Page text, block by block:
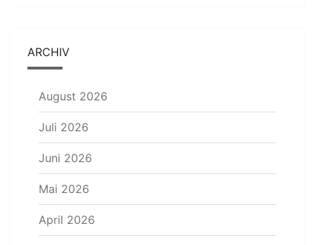
ARCHIV
August 2026
Juli 2026
Juni 2026
Mai 2026
April 2026